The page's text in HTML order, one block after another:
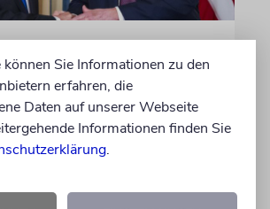
Netanjahu will, dass
Iran involviert
Interessen Israels und der
vor seinem Treffen mit
Sie Informationen zu den
erfahren, die
Daten auf unserer Webseite
Informationen finden Sie
.